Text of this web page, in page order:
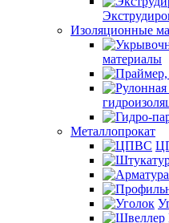
Изоляционные
материалы
Металлопрокат